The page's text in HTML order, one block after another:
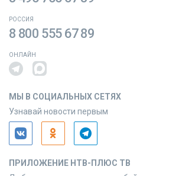
РОССИЯ
8 800 555 67 89
ОНЛАЙН
МЫ В СОЦИАЛЬНЫХ СЕТЯХ
Узнавай новости первым
ПРИЛОЖЕНИЕ НТВ-ПЛЮС ТВ